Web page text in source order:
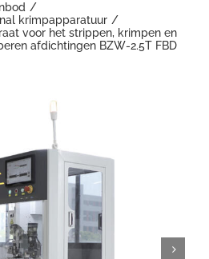
krimpapparatuur
voor het strippen, krimpen en
afdichtingen BZW-2.5T FBD